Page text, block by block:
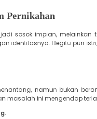
Pernikahan
sosok impian,
identitasnya. Begitu pun
namun bukan
masalah ini mengendap